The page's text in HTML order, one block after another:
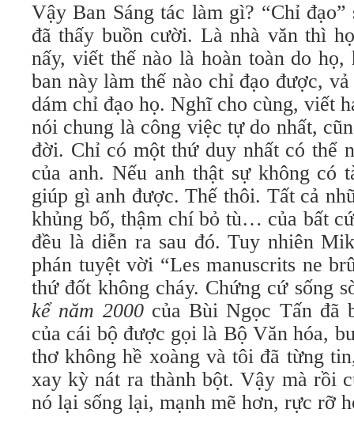
Vậy Ban Sáng tác làm gì? “Chỉ
đã thấy buồn cười. Là nhà văn thì
nấy, viết thế nào là hoàn toàn do
ban này làm thế nào chỉ đạo được,
dám chỉ đạo họ. Nghĩ cho cùng, viết
nói chung là công việc tự do nhất,
đời. Chỉ có một thứ duy nhất có thể
của anh. Nếu anh thật sự không có
giúp gì anh được. Thế thôi. Tất cả
khủng bố, thậm chí bỏ tù… của bất
đều là diễn ra sau đó. Tuy nhiên
phán tuyệt vời “Les manuscrits ne
thứ đốt không cháy. Chứng cứ sống
kể năm 2000của Bùi Ngọc Tấn đã
của cái bộ được gọi là Bộ Văn hóa,
thơ không hề xoàng và tôi đã từng
xay kỳ nát ra thành bột. Vậy mà rồi
nó lại sống lại, mạnh mẽ hơn, rực rỡ